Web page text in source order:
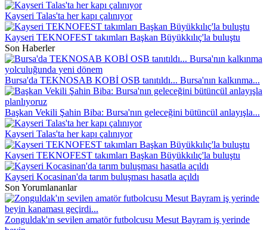
Kayseri Talas'ta her kapı çalınıyor
Kayseri TEKNOFEST takımları Başkan Büyükkılıç'la buluştu
Son Haberler
Bursa'da TEKNOSAB KOBİ OSB tanıtıldı... Bursa'nın kalkınma...
Başkan Vekili Şahin Biba: Bursa'nın geleceğini bütüncül anlayışla...
Kayseri Talas'ta her kapı çalınıyor
Kayseri TEKNOFEST takımları Başkan Büyükkılıç'la buluştu
Kayseri Kocasinan'da tarım buluşması hasatla açıldı
Son Yorumlananlar
Zonguldak'ın sevilen amatör futbolcusu Mesut Bayram iş yerinde